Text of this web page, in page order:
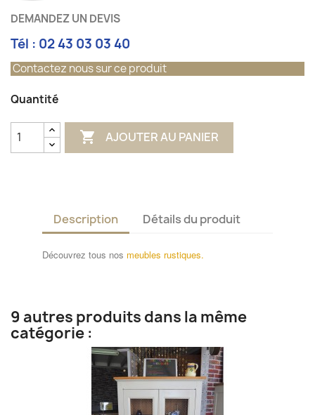
DEMANDEZ UN DEVIS
Tél : 02 43 03 03 40
Contactez nous sur ce produit
Quantité
 AJOUTER AU PANIER
Description Détails du produit
Découvrez tous nos meubles rustiques.
9 autres produits dans la même
catégorie :